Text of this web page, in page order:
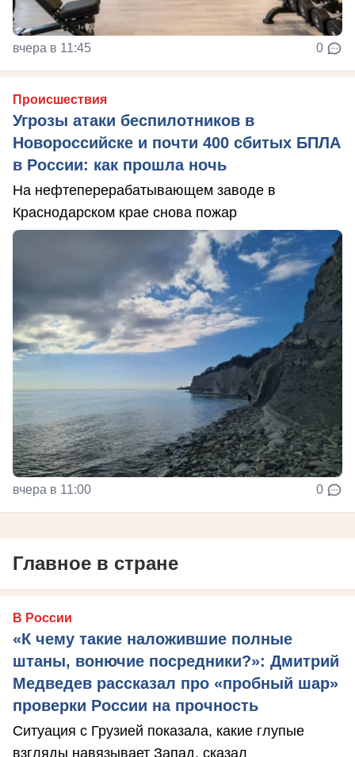
вчера в 11:45 0
Происшествия
Угрозы атаки беспилотников в
Новороссийске и почти 400 сбитых БПЛА
в России: как прошла ночь
На нефтеперерабатывающем заводе в
Краснодарском крае снова пожар
вчера в 11:00 0
Главное в стране
В России
«К чему такие наложившие полные
штаны, вонючие посредники?»: Дмитрий
Медведев рассказал про «пробный шар»
проверки России на прочность
Ситуация с Грузией показала, какие глупые
взгляды навязывает Запад, сказал